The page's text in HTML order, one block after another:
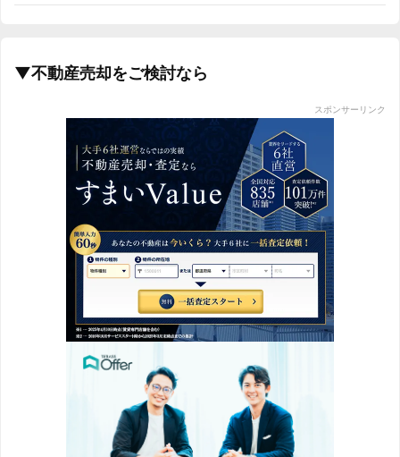
▼不動産売却をご検討なら
スポンサーリンク